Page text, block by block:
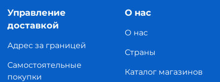
Управление
доставкой
Адрес за границей
Самостоятельные
покупки
О нас
О нас
Страны
Каталог магазинов